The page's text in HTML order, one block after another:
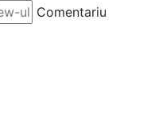
Comentariu